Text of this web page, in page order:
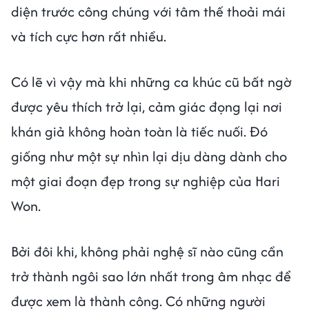
diện trước công chúng với tâm thế thoải mái
và tích cực hơn rất nhiều.
Có lẽ vì vậy mà khi những ca khúc cũ bất ngờ
được yêu thích trở lại, cảm giác đọng lại nơi
khán giả không hoàn toàn là tiếc nuối. Đó
giống như một sự nhìn lại dịu dàng dành cho
một giai đoạn đẹp trong sự nghiệp của Hari
Won.
Bởi đôi khi, không phải nghệ sĩ nào cũng cần
trở thành ngôi sao lớn nhất trong âm nhạc để
được xem là thành công. Có những người